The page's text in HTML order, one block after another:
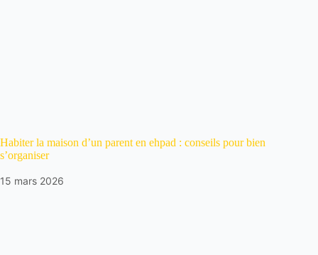
Habiter la maison d’un parent en ehpad : conseils pour bien
s’organiser
15 mars 2026